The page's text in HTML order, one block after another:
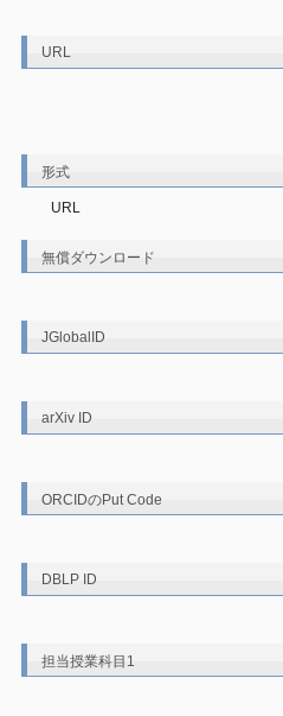
URL
形式
URL
無償ダウンロード
JGlobalID
arXiv ID
ORCIDのPut Code
DBLP ID
担当授業科目1